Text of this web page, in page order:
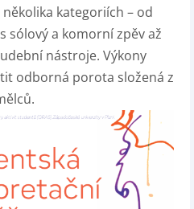
kategoriích – od
sólový a komorní zpěv až
nástroje. Výkony
odborná porota složená z